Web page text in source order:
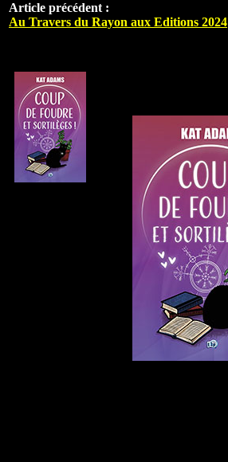
Article précédent :
Au Travers du Rayon aux Editions 2024